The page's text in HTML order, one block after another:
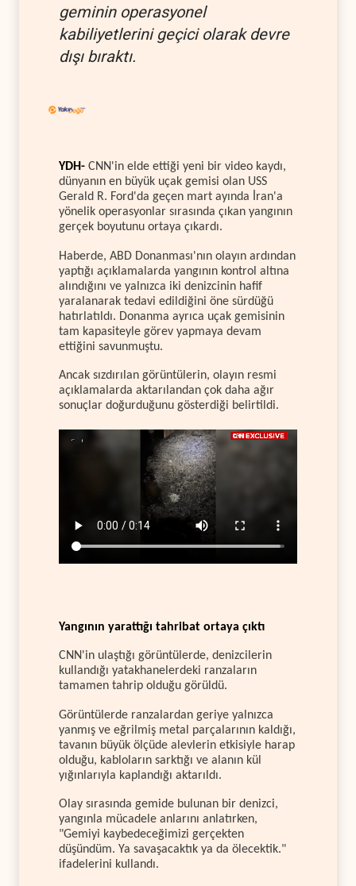
geminin operasyonel
kabiliyetlerini geçici olarak devre
dışı bıraktı.
YDH- CNN'in elde ettiği yeni bir video kaydı,
dünyanın en büyük uçak gemisi olan USS
Gerald R. Ford'da geçen mart ayında İran'a
yönelik operasyonlar sırasında çıkan yangının
gerçek boyutunu ortaya çıkardı.
Haberde, ABD Donanması'nın olayın ardından
yaptığı açıklamalarda yangının kontrol altına
alındığını ve yalnızca iki denizcinin hafif
yaralanarak tedavi edildiğini öne sürdüğü
hatırlatıldı. Donanma ayrıca uçak gemisinin
tam kapasiteyle görev yapmaya devam
ettiğini savunmuştu.
Ancak sızdırılan görüntülerin, olayın resmi
açıklamalarda aktarılandan çok daha ağır
sonuçlar doğurduğunu gösterdiği belirtildi.
Yangının yarattığı tahribat ortaya çıktı
CNN'in ulaştığı görüntülerde, denizcilerin
kullandığı yatakhanelerdeki ranzaların
tamamen tahrip olduğu görüldü.
Görüntülerde ranzalardan geriye yalnızca
yanmış ve eğrilmiş metal parçalarının kaldığı,
tavanın büyük ölçüde alevlerin etkisiyle harap
olduğu, kabloların sarktığı ve alanın kül
yığınlarıyla kaplandığı aktarıldı.
Olay sırasında gemide bulunan bir denizci,
yangınla mücadele anlarını anlatırken,
"Gemiyi kaybedeceğimizi gerçekten
düşündüm. Ya savaşacaktık ya da ölecektik."
ifadelerini kullandı.